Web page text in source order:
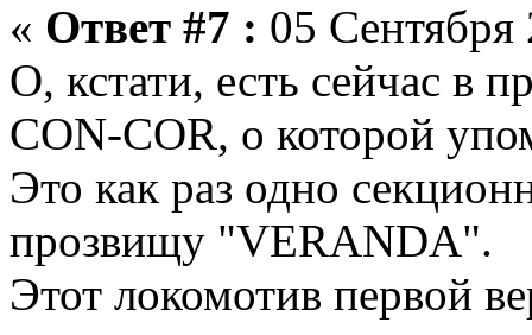
« Ответ #7 : 05
О, кстати, есть сейчас в
CON-COR, о которой
Это как раз одно
прозвищу "VERANDA".
Этот локомотив первой